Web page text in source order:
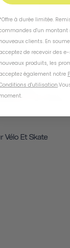
Vélo Et Skate
*Offre à durée limitée.
d'un montant
nouveaux clients. En
de recevoir des
nouveaux produits, les
également notre
d'utilisation.
moment.